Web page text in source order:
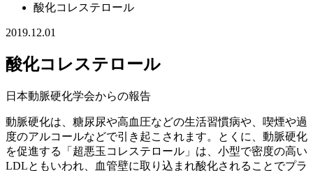
酸化コレステロール
2019.12.01
酸化コレステロール
日本動脈硬化学会からの報告
動脈硬化は、糖尿尿や高血圧などの生活習慣病や、喫煙や過
度のアルコールなどで引き起こされます。とくに、動脈硬化
を促進する「超悪玉コレステロール」は、小型で密度の高い
LDLともいわれ、血管壁に取り込まれ酸化されることでプラ